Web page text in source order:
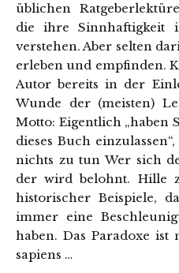
üblichen
die ihre Sinnhaftigkeit
verstehen. Aber selten
erleben und empfinden.
Autor bereits in der
Wunde der (meisten)
Motto: Eigentlich „haben
dieses Buch
nichts zu tun Wer sich
der wird belohnt. Hille
historischer Beispiele,
immer eine
haben. Das Paradoxe
sapiens …